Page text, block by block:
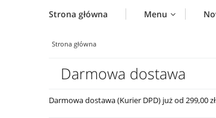
Strona główna Menu
Strona główna
Darmowa dostawa
Darmowa dostawa (Kurier DPD) już od 299,00